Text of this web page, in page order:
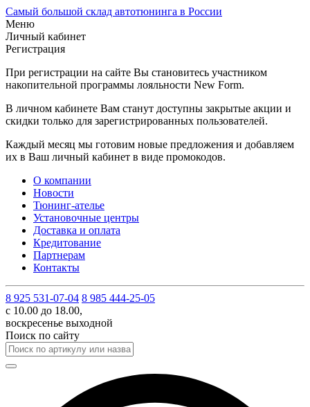
Самый большой склад автотюнинга в России
Меню
Личный кабинет
Регистрация
При регистрации на сайте Вы становитесь участником
накопительной программы лояльности New Form.
В личном кабинете Вам станут доступны закрытые акции и
скидки только для зарегистрированных пользователей.
Каждый месяц мы готовим новые предложения и добавляем
их в Ваш личный кабинет в виде промокодов.
О компании
Новости
Тюнинг-ателье
Установочные центры
Доставка и оплата
Кредитование
Партнерам
Контакты
8 925 531-07-04 8 985 444-25-05
с 10.00 до 18.00,
воскресенье выходной
Поиск по сайту